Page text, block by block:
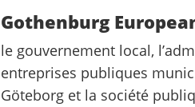
Gothenburg
le gouvernement local,
entreprises publiques
Göteborg et la société